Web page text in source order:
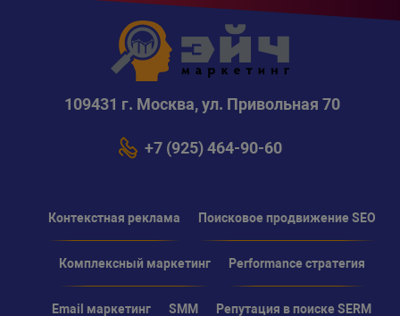
109431 г. Москва, ул. Привольная 70
+7 (925) 464-90-60
Контекстная реклама Поисковое продвижение SEO
Комплексный маркетинг Performance стратегия
Email маркетинг SMM Репутация в поиске SERM